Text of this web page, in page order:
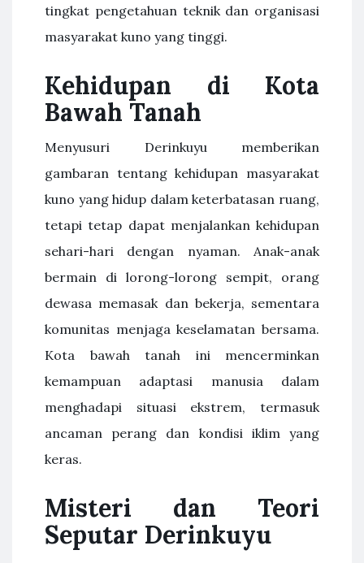
tingkat pengetahuan teknik dan organisasi
masyarakat kuno yang tinggi.
Kehidupan di Kota
Bawah Tanah
Menyusuri Derinkuyu memberikan
gambaran tentang kehidupan masyarakat
kuno yang hidup dalam keterbatasan ruang,
tetapi tetap dapat menjalankan kehidupan
sehari-hari dengan nyaman. Anak-anak
bermain di lorong-lorong sempit, orang
dewasa memasak dan bekerja, sementara
komunitas menjaga keselamatan bersama.
Kota bawah tanah ini mencerminkan
kemampuan adaptasi manusia dalam
menghadapi situasi ekstrem, termasuk
ancaman perang dan kondisi iklim yang
keras.
Misteri dan Teori
Seputar Derinkuyu